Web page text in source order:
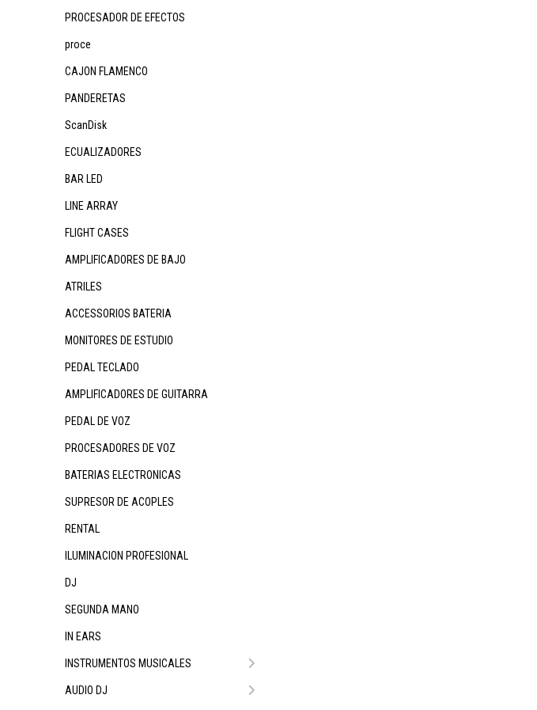
PROCESADOR DE EFECTOS
proce
CAJON FLAMENCO
PANDERETAS
ScanDisk
ECUALIZADORES
BAR LED
LINE ARRAY
FLIGHT CASES
AMPLIFICADORES DE BAJO
ATRILES
ACCESSORIOS BATERIA
MONITORES DE ESTUDIO
PEDAL TECLADO
AMPLIFICADORES DE GUITARRA
PEDAL DE VOZ
PROCESADORES DE VOZ
BATERIAS ELECTRONICAS
SUPRESOR DE ACOPLES
RENTAL
ILUMINACION PROFESIONAL
DJ
SEGUNDA MANO
IN EARS
INSTRUMENTOS MUSICALES
AUDIO DJ